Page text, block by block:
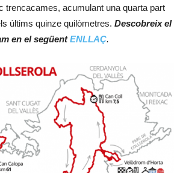
trencacames, acumulant una quarta part
últims quinze quilòmetres. Descobreix el
en el següentENLLAÇ.